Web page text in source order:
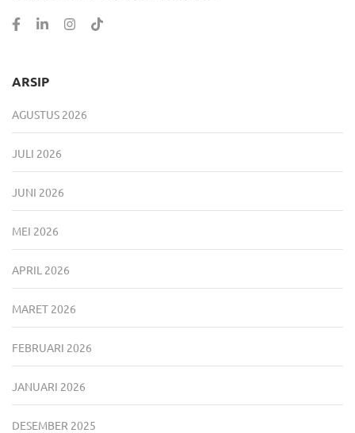
ARSIP
AGUSTUS 2026
JULI 2026
JUNI 2026
MEI 2026
APRIL 2026
MARET 2026
FEBRUARI 2026
JANUARI 2026
DESEMBER 2025